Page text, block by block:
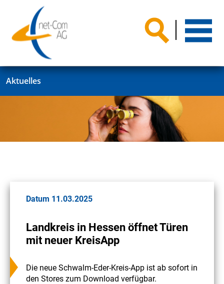
Aktuelles
Landkreis in Hessen öffnet Türen
mit neuer KreisApp
Datum 11.03.2025
Die neue Schwalm-Eder-Kreis-App ist ab sofort in
den Stores zum Download verfügbar.